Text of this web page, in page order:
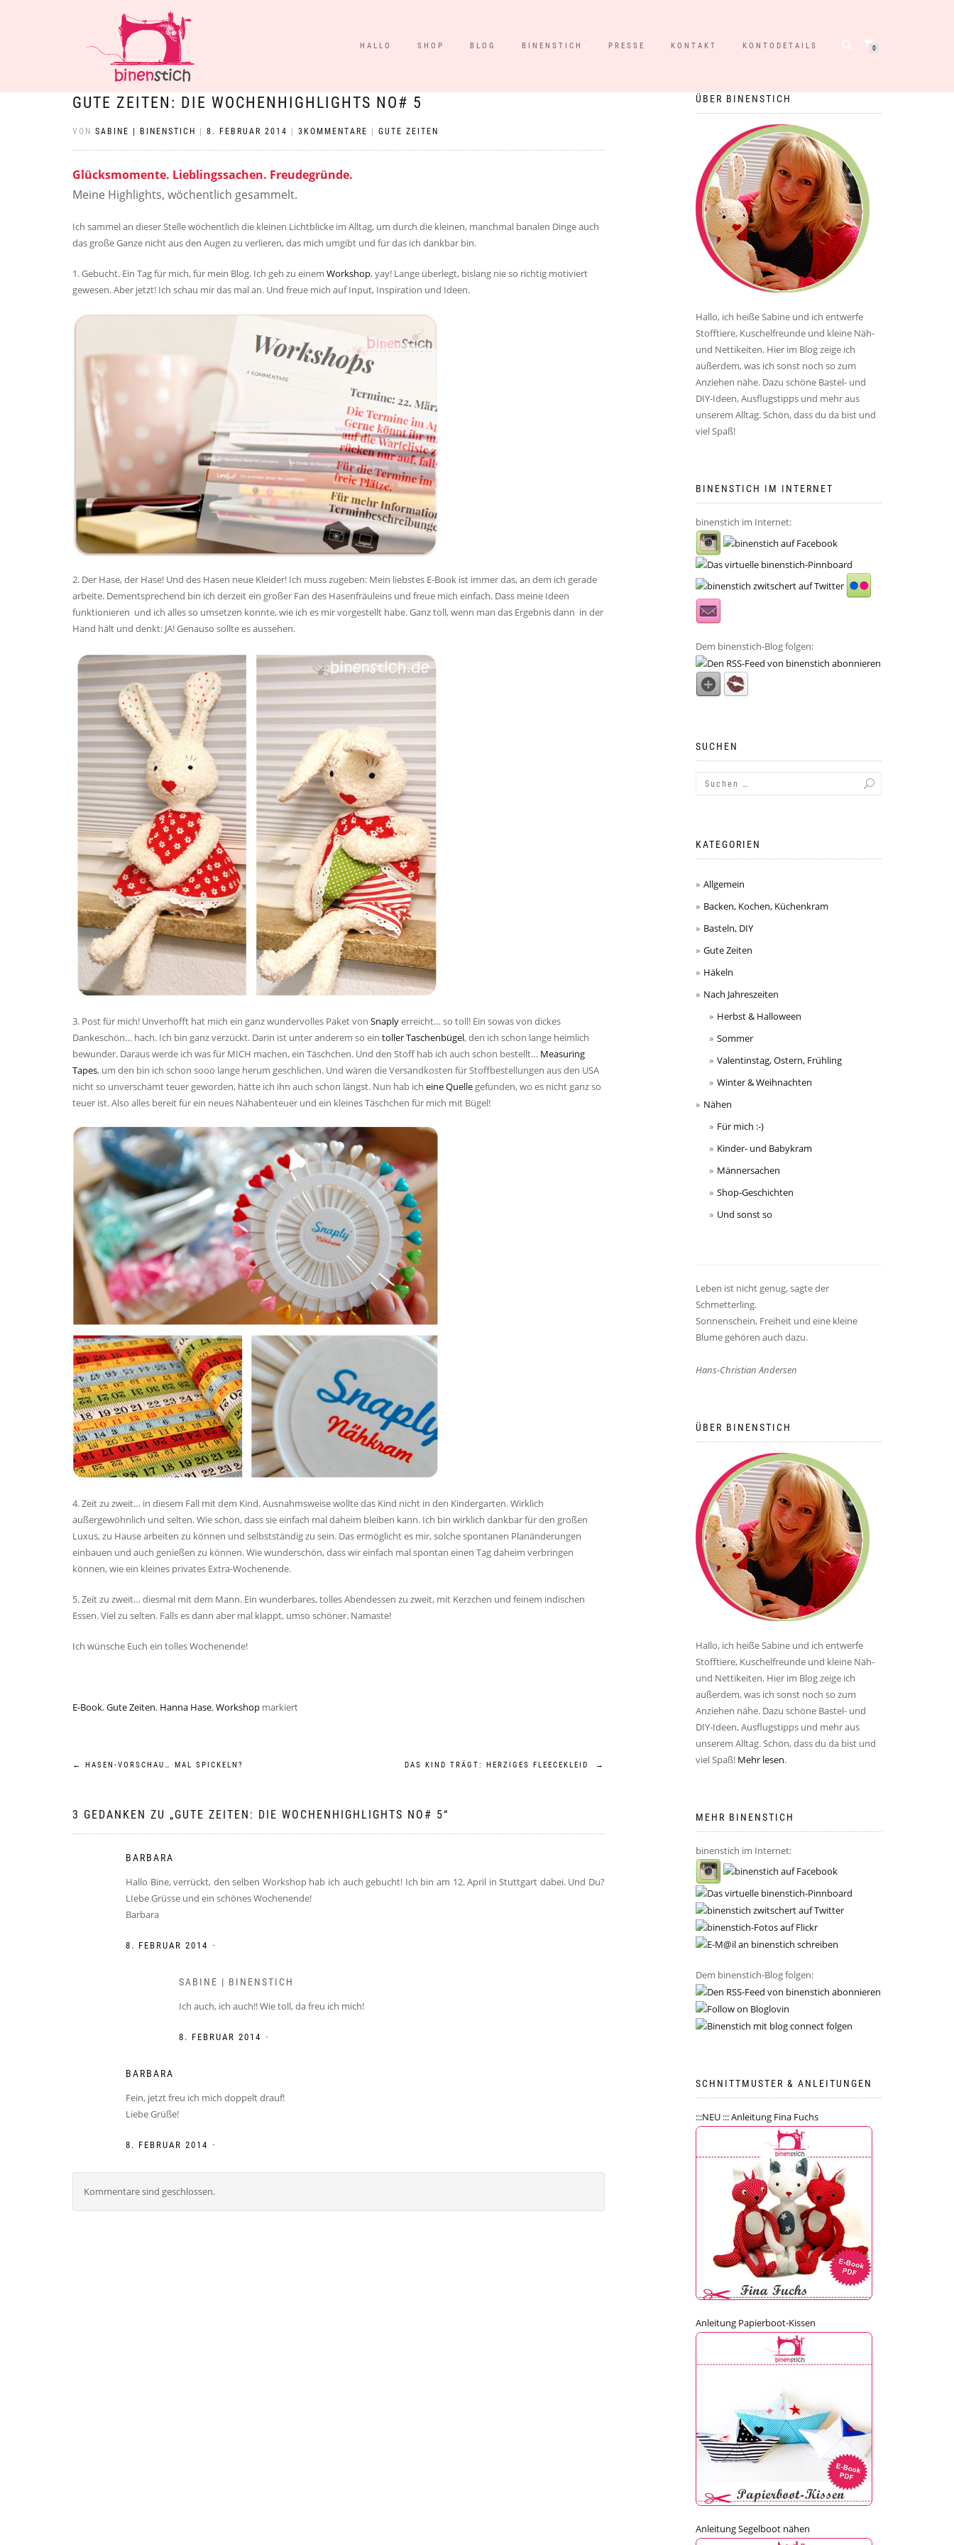
HALLO SHOP BLOG BINENSTICH PRESSE KONTAKT KONTODETAILS 0
GUTE ZEITEN: DIE WOCHENHIGHLIGHTS NO# 5
VON SABINE | BINENSTICH 8. FEBRUAR 2014 3KOMMENTARE GUTE ZEITEN
Glücksmomente. Lieblingssachen. Freudegründe.
Meine Highlights, wöchentlich gesammelt.
Ich sammel an dieser Stelle wöchentlich die kleinen Lichtblicke im Alltag, um durch die kleinen, manchmal banalen Dinge auch
das große Ganze nicht aus den Augen zu verlieren, das mich umgibt und für das ich dankbar bin.
1. Gebucht. Ein Tag für mich, für mein Blog. Ich geh zu einem Workshop, yay! Lange überlegt, bislang nie so richtig motiviert
gewesen. Aber jetzt! Ich schau mir das mal an. Und freue mich auf Input, Inspiration und Ideen.
2. Der Hase, der Hase! Und des Hasen neue Kleider! Ich muss zugeben: Mein liebstes E-Book ist immer das, an dem ich gerade
arbeite. Dementsprechend bin ich derzeit ein großer Fan des Hasenfräuleins und freue mich einfach. Dass meine Ideen
funktionieren und ich alles so umsetzen konnte, wie ich es mir vorgestellt habe. Ganz toll, wenn man das Ergebnis dann in der
Hand hält und denkt: JA! Genauso sollte es aussehen.
3. Post für mich! Unverhofft hat mich ein ganz wundervolles Paket von Snaplyerreicht… so toll! Ein sowas von dickes
Dankeschön… hach. Ich bin ganz verzückt. Darin ist unter anderem so ein toller Taschenbügel, den ich schon lange heimlich
bewunder. Daraus werde ich was für MICH machen, ein Täschchen. Und den Stoff hab ich auch schon bestellt… Measuring
Tapes, um den bin ich schon sooo lange herum geschlichen. Und wären die Versandkosten für Stoffbestellungen aus den USA
nicht so unverschämt teuer geworden, hätte ich ihn auch schon längst. Nun hab ich eine Quelle gefunden, wo es nicht ganz so
teuer ist. Also alles bereit für ein neues Nähabenteuer und ein kleines Täschchen für mich mit Bügel!
4. Zeit zu zweit… in diesem Fall mit dem Kind. Ausnahmsweise wollte das Kind nicht in den Kindergarten. Wirklich
außergewöhnlich und selten. Wie schön, dass sie einfach mal daheim bleiben kann. Ich bin wirklich dankbar für den großen
Luxus, zu Hause arbeiten zu können und selbstständig zu sein. Das ermöglicht es mir, solche spontanen Planänderungen
einbauen und auch genießen zu können. Wie wunderschön, dass wir einfach mal spontan einen Tag daheim verbringen
können, wie ein kleines privates Extra-Wochenende.
5. Zeit zu zweit… diesmal mit dem Mann. Ein wunderbares, tolles Abendessen zu zweit, mit Kerzchen und feinem indischen
Essen. Viel zu selten. Falls es dann aber mal klappt, umso schöner. Namaste!
Ich wünsche Euch ein tolles Wochenende!
E-Book,Gute Zeiten, Hanna Hase,Workshop markiert
Beitragsnavigation
← HASEN-VORSCHAU… MAL SPICKELN? DAS KIND TRÄGT: HERZIGES FLEECEKLEID →
3 GEDANKEN ZU „GUTE ZEITEN: DIE WOCHENHIGHLIGHTS NO# 5“
BARBARA
Hallo Bine, verrückt, den selben Workshop hab ich auch gebucht! Ich bin am 12. April in Stuttgart dabei. Und Du?
LIebe Grüsse und ein schönes Wochenende!
Barbara
8. FEBRUAR 2014 -
SABINE | BINENSTICH
Ich auch, ich auch!! Wie toll, da freu ich mich!
8. FEBRUAR 2014 -
BARBARA
Fein, jetzt freu ich mich doppelt drauf!
Liebe Grüße!
8. FEBRUAR 2014 -
Kommentare sind geschlossen.
ÜBER BINENSTICH
Hallo, ich heiße Sabine und ich entwerfe
Stofftiere, Kuschelfreunde und kleine Näh-
und Nettikeiten. Hier im Blog zeige ich
außerdem, was ich sonst noch so zum
Anziehen nähe. Dazu schöne Bastel- und
DIY-Ideen, Ausflugstipps und mehr aus
unserem Alltag. Schön, dass du da bist und
viel Spaß!
BINENSTICH IM INTERNET
binenstich im Internet:
Dem binenstich-Blog folgen:
SUCHEN
KATEGORIEN
Allgemein
Backen, Kochen, Küchenkram
Basteln, DIY
Gute Zeiten
Häkeln
Nach Jahreszeiten
Herbst & Halloween
Sommer
Valentinstag, Ostern, Frühling
Winter & Weihnachten
Nähen
Für mich :-)
Kinder- und Babykram
Männersachen
Shop-Geschichten
Und sonst so
Leben ist nicht genug, sagte der
Schmetterling.
Sonnenschein, Freiheit und eine kleine
Blume gehören auch dazu.
Hans-Christian Andersen
ÜBER BINENSTICH
Hallo, ich heiße Sabine und ich entwerfe
Stofftiere, Kuschelfreunde und kleine Näh-
und Nettikeiten. Hier im Blog zeige ich
außerdem, was ich sonst noch so zum
Anziehen nähe. Dazu schöne Bastel- und
DIY-Ideen, Ausflugstipps und mehr aus
unserem Alltag. Schön, dass du da bist und
viel Spaß! Mehr lesen.
MEHR BINENSTICH
binenstich im Internet:
Dem binenstich-Blog folgen:
SCHNITTMUSTER & ANLEITUNGEN
:::NEU ::: Anleitung Fina Fuchs
Anleitung Papierboot-Kissen
Anleitung Segelboot nähen